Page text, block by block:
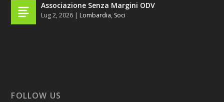
Associazione Senza Margini ODV
Lug 2, 2026 | Lombardia, Soci
FOLLOW US